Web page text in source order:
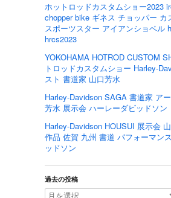
ホットロッドカスタムショー2023
chopper bike ギネス チョッパー カ
スポーツスター アイアンショベル
hrcs2023
YOKOHAMA HOTROD CUSTOM
トロッドカスタムショー Harley-
スト 書道家 山口芳水
Harley-Davidson SAGA 書道家 ア
芳水 展示会 ハーレーダビッドソン
Harley-Davidson HOUSUI 展示会
作品 佐賀 九州 書道 パフォーマン
ッドソン
過去の投稿